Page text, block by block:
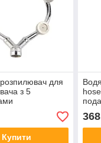
для
з 5
для
Купити
368